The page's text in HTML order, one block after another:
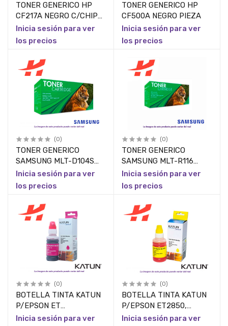
TONER GENERICO HP
CF217A NEGRO C/CHIP
PIEZA
Inicia sesión para ver
los precios
TONER GENERICO HP
CF500A NEGRO PIEZA
Inicia sesión para ver
los precios
(0)
TONER GENERICO
SAMSUNG MLT-D104S
PIEZA
Inicia sesión para ver
los precios
(0)
TONER GENERICO
SAMSUNG MLT-R116
PIEZA
Inicia sesión para ver
los precios
(0)
BOTELLA TINTA KATUN
P/EPSON ET
2850,ECOTANK
Inicia sesión para ver
(0)
BOTELLA TINTA KATUN
P/EPSON ET2850,
ECOTANK
Inicia sesión para ver